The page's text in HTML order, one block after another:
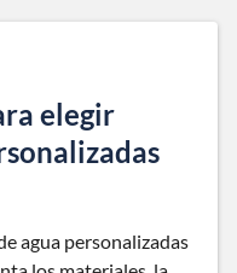
elegir
agua personalizadas